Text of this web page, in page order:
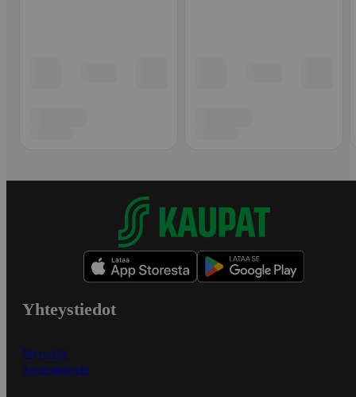
Yhteystiedot
Myymälät
Asiakaspalvelu